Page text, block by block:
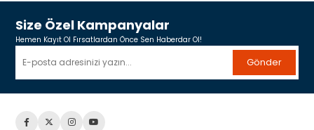
Size Özel Kampanyalar
Hemen Kayıt Ol Fırsatlardan Önce Sen Haberdar Ol!
Gönder